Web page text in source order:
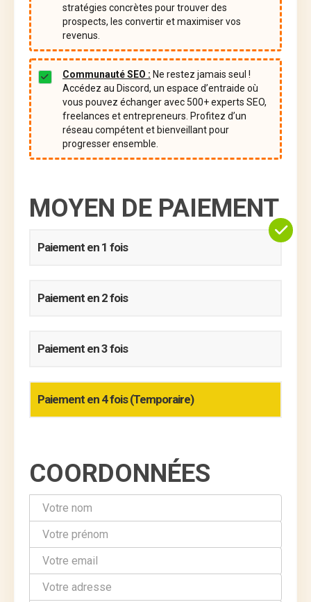
stratégies concrètes pour trouver des
prospects, les convertir et maximiser vos
revenus.
Communauté SEO : Ne restez jamais seul !
Accédez au Discord, un espace d’entraide où
vous pouvez échanger avec 500+ experts SEO,
freelances et entrepreneurs. Profitez d’un
réseau compétent et bienveillant pour
progresser ensemble.
MOYEN DE PAIEMENT
Paiement en 1 fois
Paiement en 2 fois
Paiement en 3 fois
Paiement en 4 fois (Temporaire)
COORDONNÉES